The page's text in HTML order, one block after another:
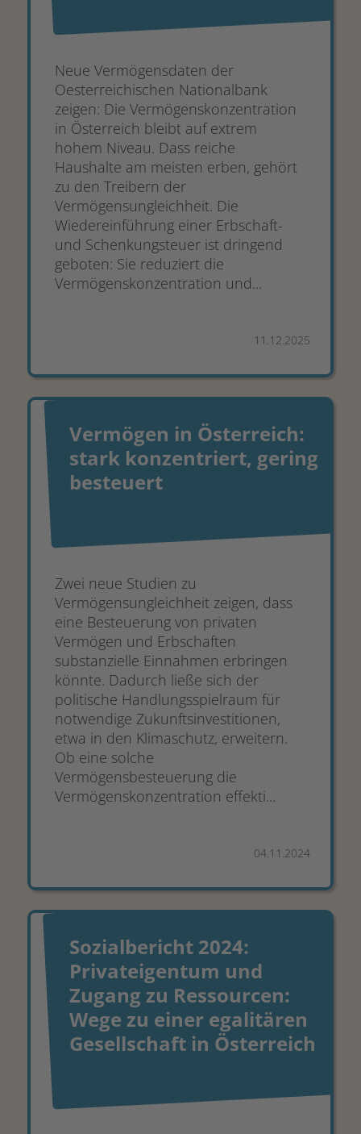
Neue Vermögensdaten der
Oesterreichischen Nationalbank
zeigen: Die Vermögenskonzentration
in Österreich bleibt auf extrem
hohem Niveau. Dass reiche
Haushalte am meisten erben, gehört
zu den Treibern der
Vermögensungleichheit. Die
Wiedereinführung einer Erbschaft-
und Schenkungsteuer ist dringend
geboten: Sie reduziert die
Vermögenskonzentration und...
11.12.2025
Vermögen in Österreich:
stark konzentriert, gering
besteuert
Zwei neue Studien zu
Vermögensungleichheit zeigen, dass
eine Besteuerung von privaten
Vermögen und Erbschaften
substanzielle Einnahmen erbringen
könnte. Dadurch ließe sich der
politische Handlungsspielraum für
notwendige Zukunftsinvestitionen,
etwa in den Klimaschutz, erweitern.
Ob eine solche
Vermögensbesteuerung die
Vermögenskonzentration effekti...
04.11.2024
Sozialbericht 2024:
Privateigentum und
Zugang zu Ressourcen:
Wege zu einer egalitären
Gesellschaft in Österreich